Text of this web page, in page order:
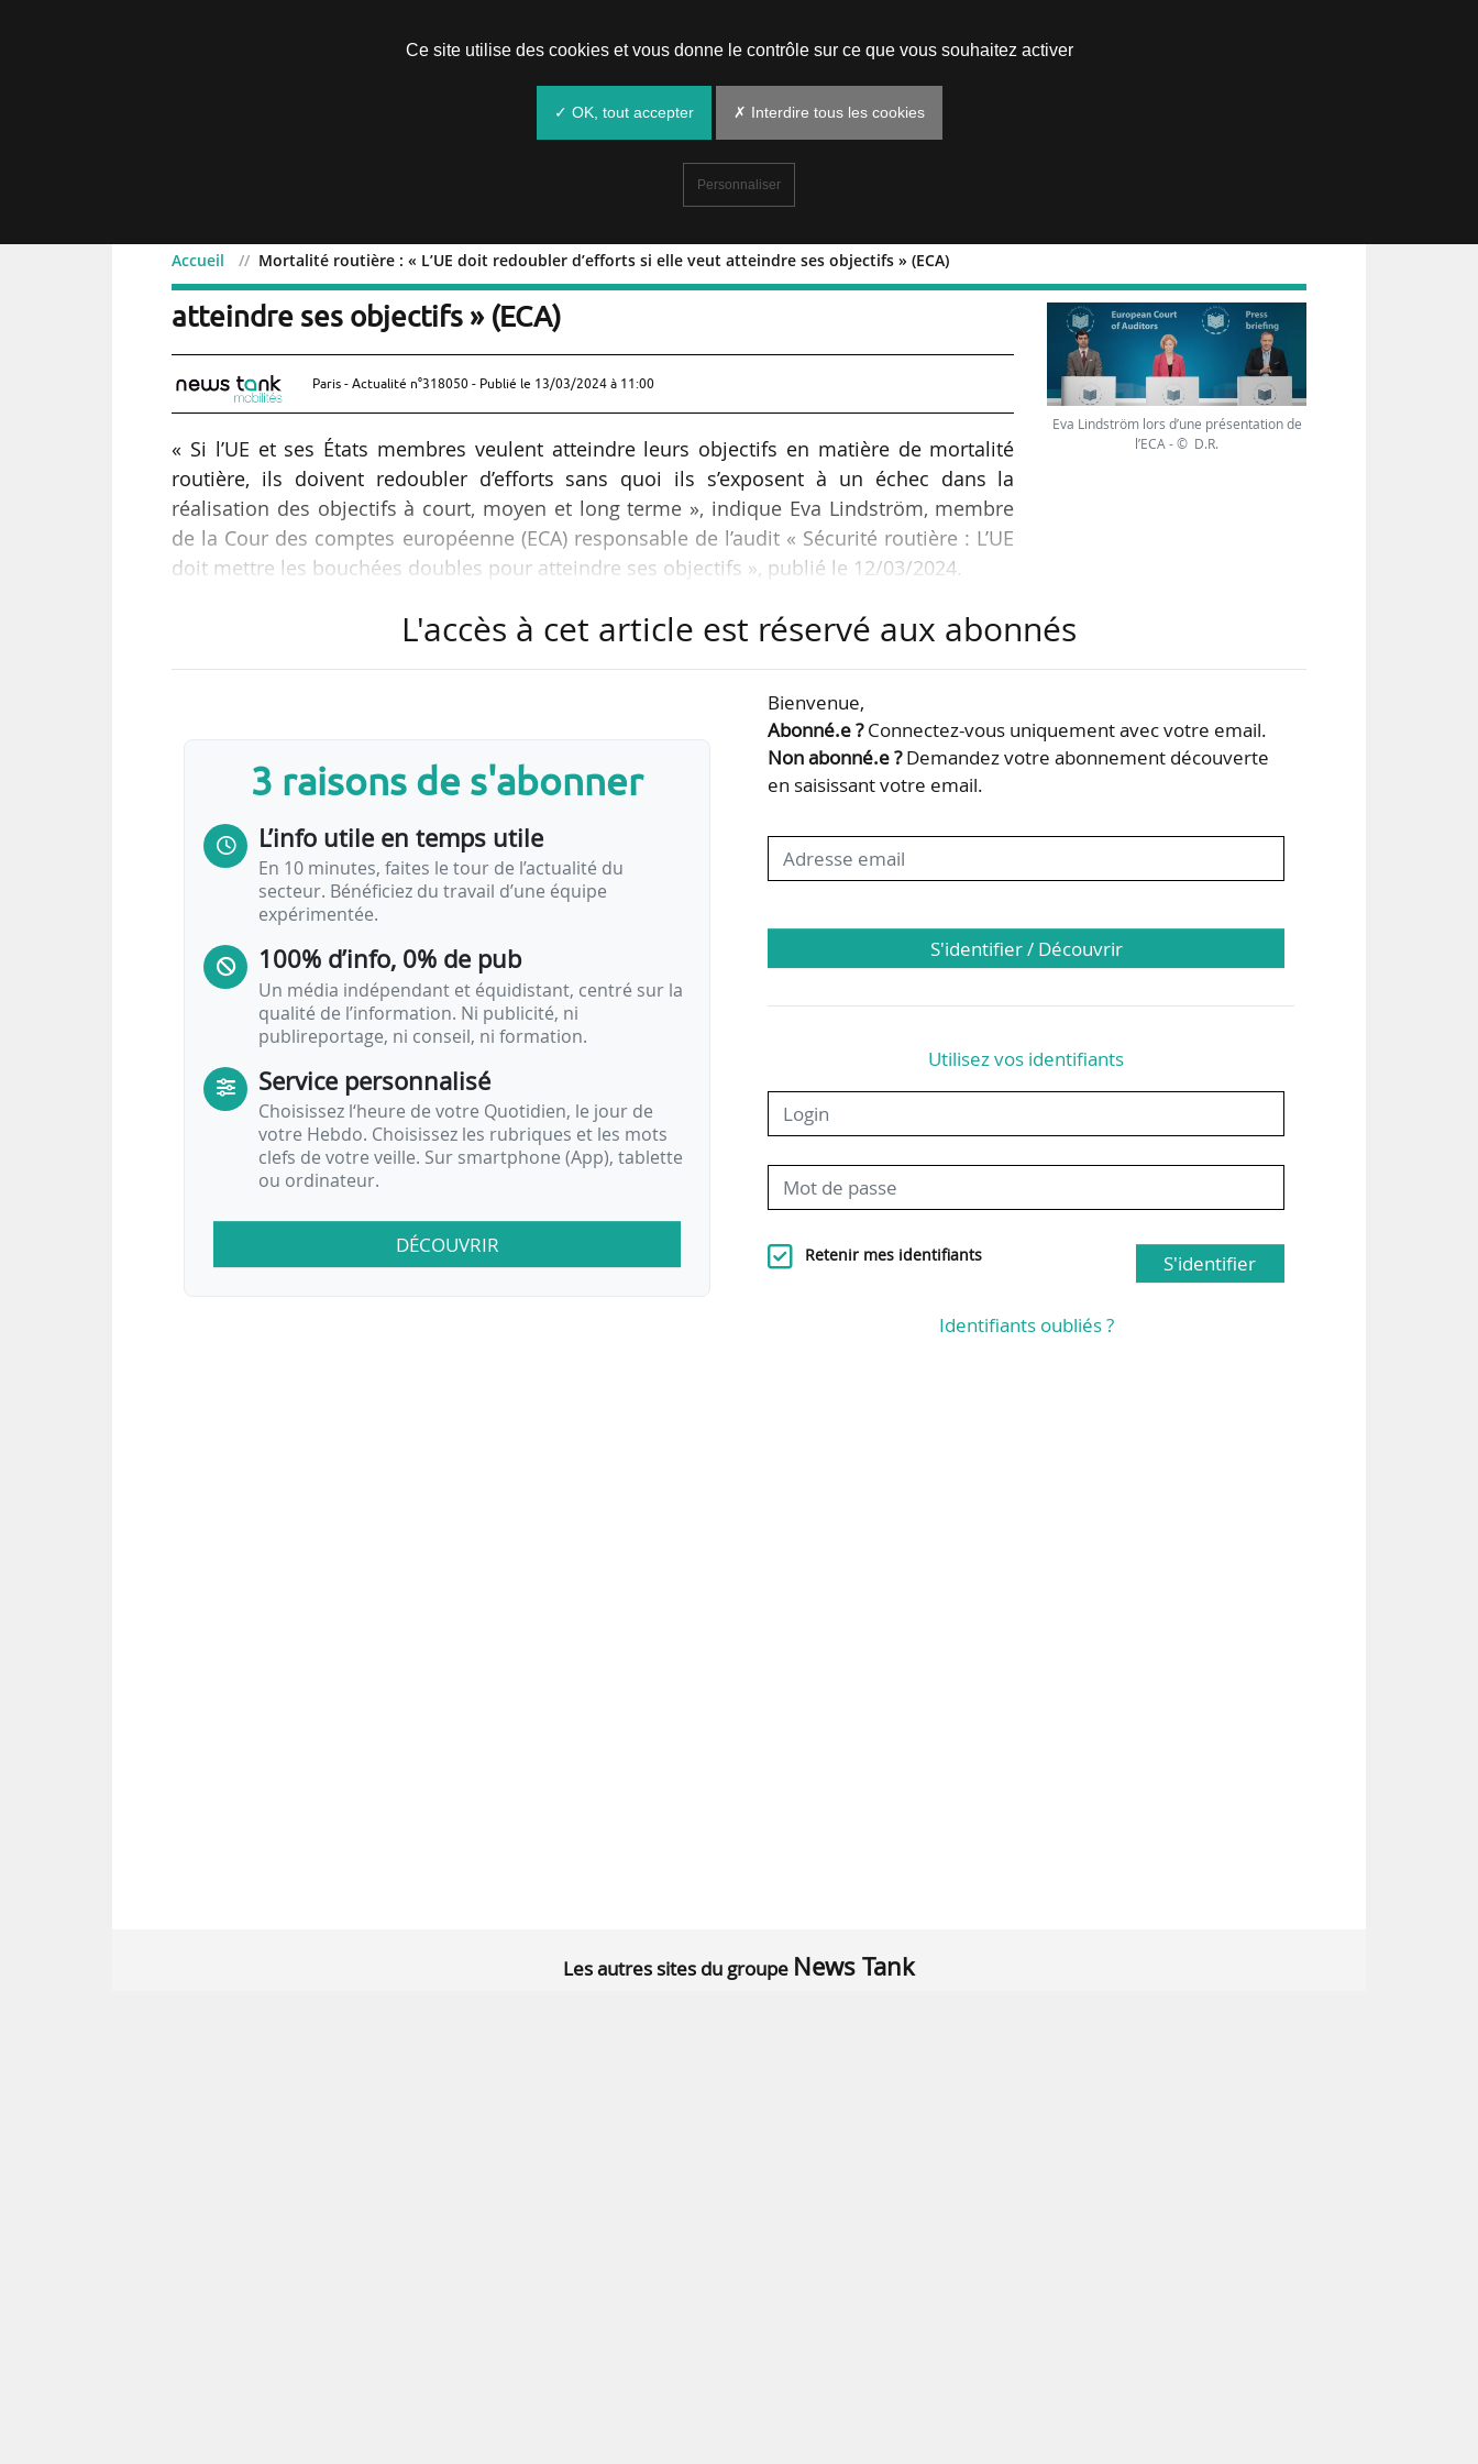
Accueil Mortalité routière : « L’UE doit redoubler d’efforts si elle veut atteindre ses objectifs » (ECA)
Mortalité routière : « L’UE doit redoubler d’efforts si elle veut
atteindre ses objectifs » (ECA)
Paris - Actualité n°318050 - Publié le 13/03/2024 à 11:00
« Si l’UE et ses États membres veulent atteindre leurs objectifs en matière de mortalité
routière, ils doivent redoubler d’efforts sans quoi ils s’exposent à un échec dans la
réalisation des objectifs à court, moyen et long terme », indique Eva Lindström, membre
de la Cour des comptes européenne (ECA) responsable de l’audit « Sécurité routière : L’UE
doit mettre les bouchées doubles pour atteindre ses objectifs », publié le 12/03/2024.
En 2020, la Commission européenne a lancé un plan d’action stratégique sur la sécurité
européennes sont les plus sûres au monde. Le nombre d’accidents mortels a
Eva Lindström lors d’une présentation de
l’ECA - © D.R.
L'accès à cet article est réservé aux abonnés
3 raisons de s'abonner
L’info utile en temps utile
En 10 minutes, faites le tour de l’actualité du
secteur. Bénéficiez du travail d’une équipe
expérimentée.
100% d’info, 0% de pub
Un média indépendant et équidistant, centré sur la
qualité de l’information. Ni publicité, ni
publireportage, ni conseil, ni formation.
Service personnalisé
Choisissez l‘heure de votre Quotidien, le jour de
votre Hebdo. Choisissez les rubriques et les mots
clefs de votre veille. Sur smartphone (App), tablette
ou ordinateur.
DÉCOUVRIR
Bienvenue,
Abonné.e ?Connectez-vous uniquement avec votre email.
Non abonné.e ?Demandez votre abonnement découverte
en saisissant votre email.
S'identifier / Découvrir
Utilisez vos identifiants
Retenir mes identifiants S'identifier
Identifiants oubliés ?
Les autres sites du groupe News Tank
Ce site utilise des cookies et vous donne le contrôle sur ce que vous souhaitez activer
✓ OK, tout accepter ✗ Interdire tous les cookies
Personnaliser